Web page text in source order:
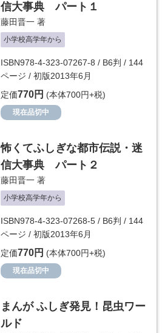
信大事典 パート１
藤田晋一 著
小学校高学年から
ISBN978-4-323-07267-8 / B6判 / 144
ページ / 初版2013年6月
定価770円 (本体700円+税)
現在品切中
怖くてふしぎな都市伝説・迷
信大事典 パート２
藤田晋一 著
小学校高学年から
ISBN978-4-323-07268-5 / B6判 / 144
ページ / 初版2013年6月
定価770円 (本体700円+税)
現在品切中
まんが ふしぎ発見！昆虫ワー
ルド